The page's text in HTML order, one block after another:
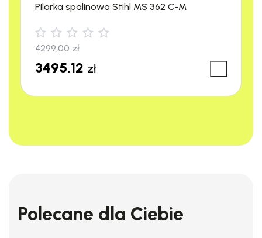
Pilarka spalinowa Stihl MS 362 C-M
4299,00zł
3495,12 zł
Polecane dla Ciebie